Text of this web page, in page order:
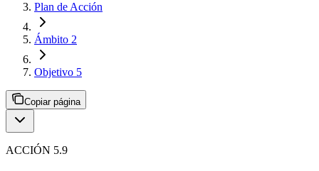
Plan de Acción
Ámbito 2
Objetivo 5
Copiar página
ACCIÓN 5.9